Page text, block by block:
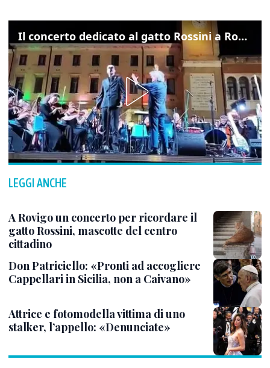
Il concerto dedicato al gatto Rossini a Rovigo: ecco un estratto
LEGGI ANCHE
A Rovigo un concerto per ricordare il
gatto Rossini, mascotte del centro
cittadino
Don Patriciello: «Pronti ad accogliere
Cappellari in Sicilia, non a Caivano»
Attrice e fotomodella vittima di uno
stalker, l’appello: «Denunciate»